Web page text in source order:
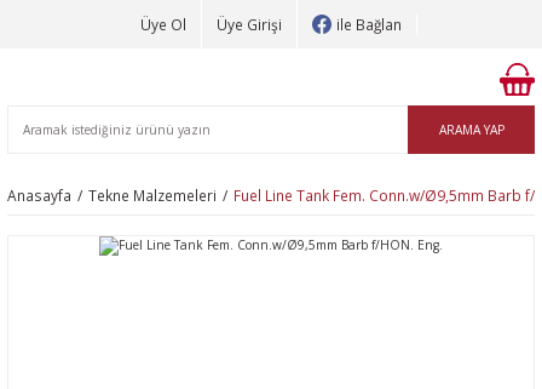
Üye Ol Üye Girişi ile Bağlan
ARAMA YAP
Anasayfa Tekne Malzemeleri Fuel Line Tank Fem. Conn.w/Ø9,5mm Barb f/